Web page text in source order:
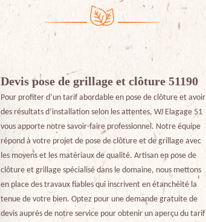
Devis pose de grillage et clôture 51190
Pour profiter d’un tarif abordable en pose de clôture et avoir
des résultats d’installation selon les attentes, WJ Elagage 51
vous apporte notre savoir-faire professionnel. Notre équipe
répond à votre projet de pose de clôture et de grillage avec
les moyens et les matériaux de qualité. Artisan en pose de
clôture et grillage spécialisé dans le domaine, nous mettons
en place des travaux fiables qui inscrivent en étanchéité la
tenue de votre bien. Optez pour une demande gratuite de
devis auprès de notre service pour obtenir un aperçu du tarif